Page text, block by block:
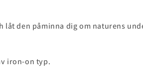
låt den påminna dig om naturens
iron-on typ.